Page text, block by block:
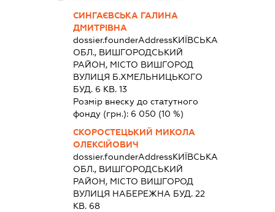
СИНГАЄВСЬКА ГАЛИНА
ДМИТРІВНА
dossier.founderAddressКИЇВСЬКА
ОБЛ., ВИШГОРОДСЬКИЙ
РАЙОН, МІСТО ВИШГОРОД
ВУЛИЦЯ Б.ХМЕЛЬНИЦЬКОГО
БУД. 6 КВ. 13
Розмір внеску до статутного
фонду (грн.): 6 050 (10 %)
СКОРОСТЕЦЬКИЙ МИКОЛА
ОЛЕКСІЙОВИЧ
dossier.founderAddressКИЇВСЬКА
ОБЛ., ВИШГОРОДСЬКИЙ
РАЙОН, МІСТО ВИШГОРОД
ВУЛИЦЯ НАБЕРЕЖНА БУД. 22
КВ. 68